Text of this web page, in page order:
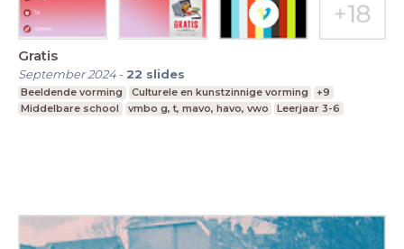
Gratis
September 2024- 22 slides
Beeldende vorming Culturele en kunstzinnige vorming
+9
Middelbare school
vmbo g, t, mavo, havo, vwo Leerjaar 3-6